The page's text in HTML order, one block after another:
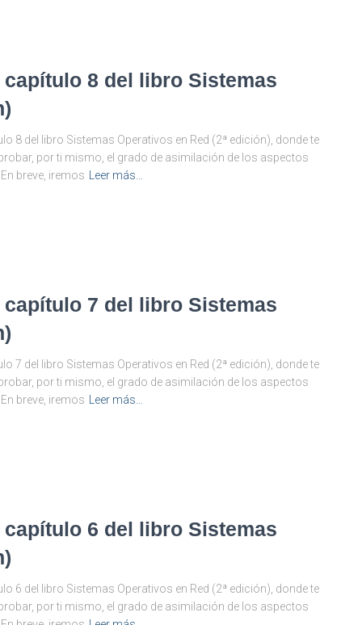
8 del libro Sistemas
8 del libro Sistemas Operativos en Red (2ª edición), donde te
por ti mismo, el grado de asimilación de los aspectos
breve, iremos
Leer más…
7 del libro Sistemas
7 del libro Sistemas Operativos en Red (2ª edición), donde te
por ti mismo, el grado de asimilación de los aspectos
breve, iremos
Leer más…
6 del libro Sistemas
6 del libro Sistemas Operativos en Red (2ª edición), donde te
por ti mismo, el grado de asimilación de los aspectos